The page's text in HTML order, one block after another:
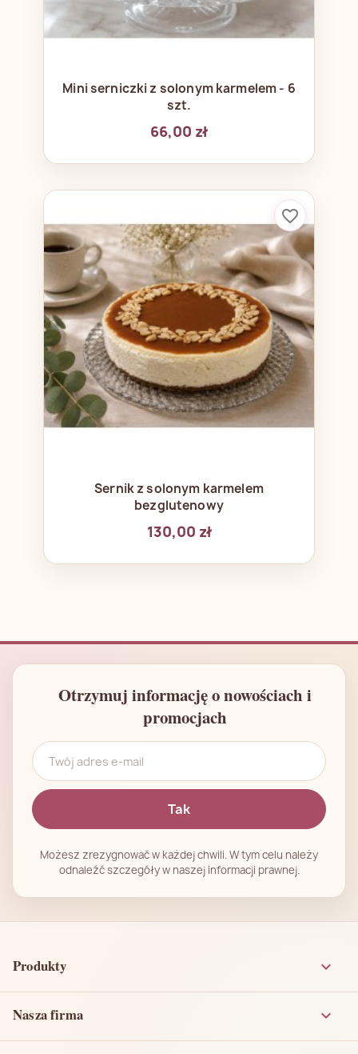
Mini serniczki z solonym karmelem - 6
szt.
66,00 zł
Sernik z solonym karmelem
bezglutenowy
130,00 zł
favorite_border
Otrzymuj informację o nowościach i
promocjach
Możesz zrezygnować w każdej chwili. W tym celu należy
odnaleźć szczegóły w naszej informacji prawnej.
Produkty 
Nasza firma 